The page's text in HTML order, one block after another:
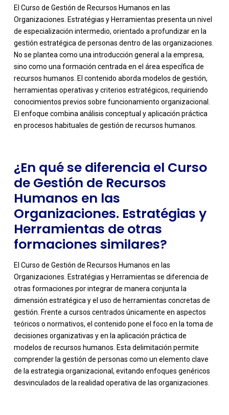
El Curso de Gestión de Recursos Humanos en las
Organizaciones. Estratégias y Herramientas presenta un nivel
de especialización intermedio, orientado a profundizar en la
gestión estratégica de personas dentro de las organizaciones.
No se plantea como una introducción general a la empresa,
sino como una formación centrada en el área específica de
recursos humanos. El contenido aborda modelos de gestión,
herramientas operativas y criterios estratégicos, requiriendo
conocimientos previos sobre funcionamiento organizacional.
El enfoque combina análisis conceptual y aplicación práctica
en procesos habituales de gestión de recursos humanos.
-
¿En qué se diferencia el Curso
de Gestión de Recursos
Humanos en las
Organizaciones. Estratégias y
Herramientas de otras
formaciones similares?
El Curso de Gestión de Recursos Humanos en las
Organizaciones. Estratégias y Herramientas se diferencia de
otras formaciones por integrar de manera conjunta la
dimensión estratégica y el uso de herramientas concretas de
gestión. Frente a cursos centrados únicamente en aspectos
teóricos o normativos, el contenido pone el foco en la toma de
decisiones organizativas y en la aplicación práctica de
modelos de recursos humanos. Esta delimitación permite
comprender la gestión de personas como un elemento clave
de la estrategia organizacional, evitando enfoques genéricos
desvinculados de la realidad operativa de las organizaciones.
-